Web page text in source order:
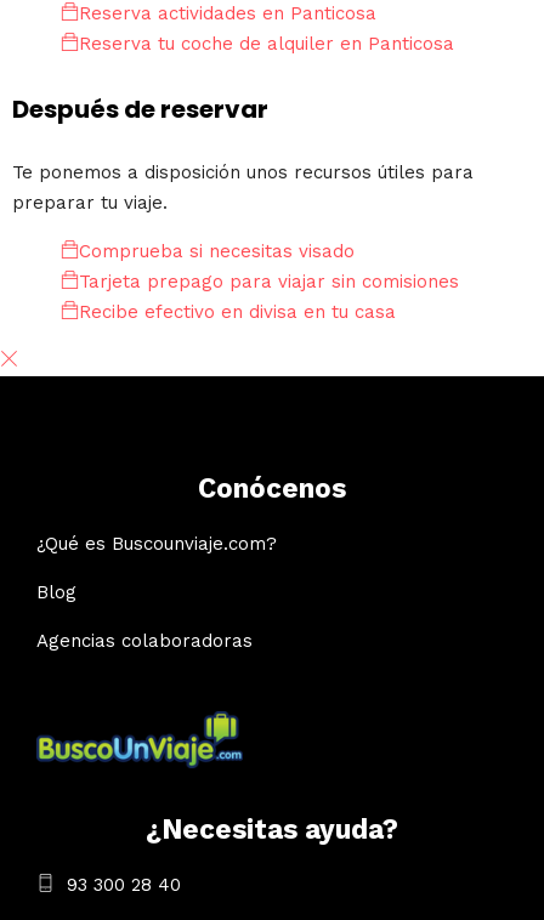
Reserva actividades en Panticosa
Reserva tu coche de alquiler en Panticosa
Después de reservar
Te ponemos a disposición unos recursos útiles para
preparar tu viaje.
Comprueba si necesitas visado
Tarjeta prepago para viajar sin comisiones
Recibe efectivo en divisa en tu casa
Conócenos
¿Qué es Buscounviaje.com?
Blog
Agencias colaboradoras
¿Necesitas ayuda?
93 300 28 40